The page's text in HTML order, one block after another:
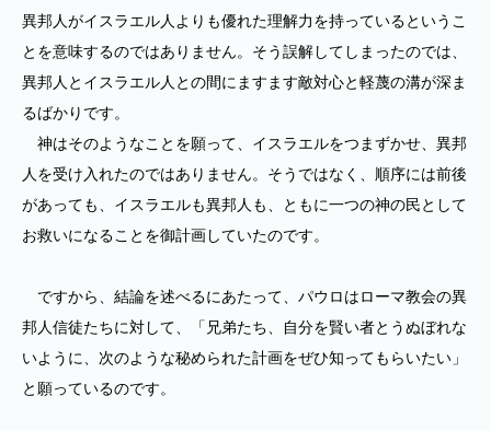
異邦人がイスラエル人よりも優れた理解力を持っているというこ
とを意味するのではありません。そう誤解してしまったのでは、
異邦人とイスラエル人との間にますます敵対心と軽蔑の溝が深ま
るばかりです。
神はそのようなことを願って、イスラエルをつまずかせ、異邦
人を受け入れたのではありません。そうではなく、順序には前後
があっても、イスラエルも異邦人も、ともに一つの神の民として
お救いになることを御計画していたのです。
ですから、結論を述べるにあたって、パウロはローマ教会の異
邦人信徒たちに対して、「兄弟たち、自分を賢い者とうぬぼれな
いように、次のような秘められた計画をぜひ知ってもらいたい」
と願っているのです。